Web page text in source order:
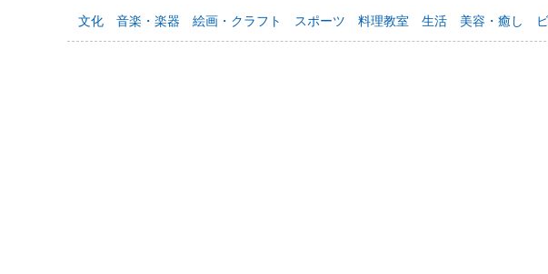
文化 音楽・楽器 絵画・クラフト スポーツ 料理教室 生活 美容・癒し